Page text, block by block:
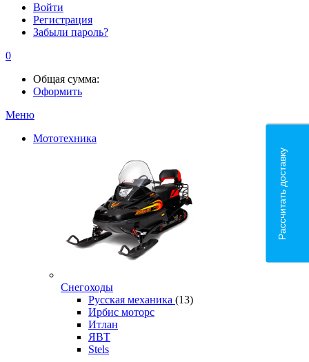
Войти
Регистрация
Забыли пароль?
0
Общая сумма:
Оформить
Меню
Мототехника
Снегоходы
Русская механика (13)
Ирбис моторс
Итлан
ЯВТ
Stels
Рассчитать доставку